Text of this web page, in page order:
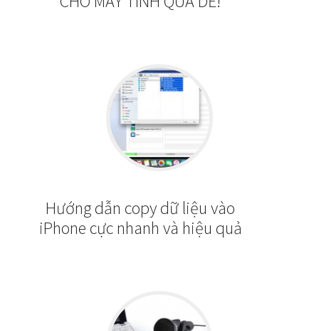
Hướng dẫn copy dữ liệu vào
iPhone cực nhanh và hiệu quả